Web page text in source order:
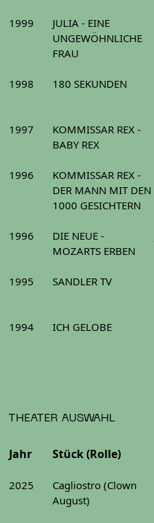
1999
JULIA - EINE
UNGEWÖHNLICHE
FRAU
1998 180 SEKUNDEN
1997
KOMMISSAR REX -
BABY REX
1996
KOMMISSAR REX -
DER MANN MIT DEN
1000 GESICHTERN
1996
DIE NEUE -
MOZARTS ERBEN
1995 SANDLER TV
1994 ICH GELOBE
THEATER AUSWAHL
Jahr Stück (Rolle)
2025
Cagliostro (Clown
August)